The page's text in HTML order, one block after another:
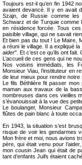
Toujours est-il qu’en fin 1942
avaient devancé. Il y en avait
Szajn, de Russie comme les
Schwarz et de Turquie comme
en résidence forcée. Tous
paisible village, qui ne savait
Et bien pas du tout ! Le Maire,
a réuni le village. Il a expliqué
aider". Et c’est ce qu’ils ont
L’accueil de ces gens qui ne
Nos voisins immédiats, les
Monsieur Viau, l’instituteur en
de leur mieux pour rendre notre
Le fils Béthlière fit passer
maman aux travaux de la
nombreuses dans ces vieilles
s’évanouissait à la vue des
Le boulanger, Monsieur
flûtes de pain blanc à toute
En 1943, la situation s’est
risque de voir les gendarmes
Mon frère et moi, nous avions
père, qui était venu pour
mon cousin Jean qui était de
tant d’enfants Juifs étaient